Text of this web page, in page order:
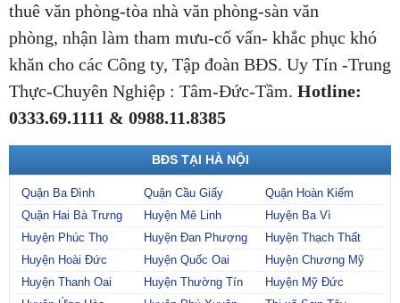
thuê văn phòng-tòa nhà văn phòng-sàn văn
phòng, nhận làm tham mưu-cố vấn- khắc phục khó
khăn cho các Công ty, Tập đoàn BĐS. Uy Tín -Trung
Thực-Chuyên Nghiệp : Tâm-Đức-Tầm. Hotline:
0333.69.1111 & 0988.11.8385
BĐS TẠI HÀ NỘI
Quận Ba Đình Quận Cầu Giấy
Quận Hoàn Kiếm
Quận Hai Bà Trưng
Huyện Mê Linh
Huyện Ba Vì
Huyện Phúc Thọ
Huyện Đan Phượng
Huyện Thạch Thất
Huyện Hoài Đức
Huyện Quốc Oai
Huyện Chương Mỹ
Huyện Thanh Oai
Huyện Thường Tín
Huyện Mỹ Đức